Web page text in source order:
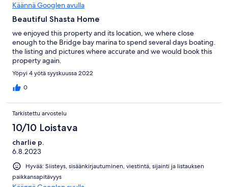
Käännä Googlen avulla
Beautiful Shasta Home
we enjoyed this property and its location, we where close
enough to the Bridge bay marina to spend several days boating.
the listing and pictures where accurate and we would book this
property again.
Yöpyi 4 yötä syyskuussa 2022
0
Tarkistettu arvostelu
10/10 Loistava
charlie p.
6.8.2023
Hyvää: Siisteys, sisäänkirjautuminen, viestintä, sijainti ja listauksen
paikkansapitävyys